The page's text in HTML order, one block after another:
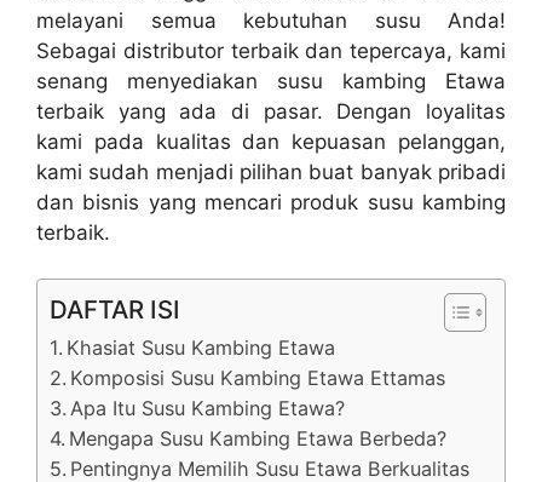
melayani semua kebutuhan susu Anda!
Sebagai distributor terbaik dan tepercaya, kami
senang menyediakan susu kambing Etawa
terbaik yang ada di pasar. Dengan loyalitas
kami pada kualitas dan kepuasan pelanggan,
kami sudah menjadi pilihan buat banyak pribadi
dan bisnis yang mencari produk susu kambing
terbaik.
DAFTAR ISI
Khasiat Susu Kambing Etawa
Komposisi Susu Kambing Etawa Ettamas
Apa Itu Susu Kambing Etawa?
Mengapa Susu Kambing Etawa Berbeda?
Pentingnya Memilih Susu Etawa Berkualitas